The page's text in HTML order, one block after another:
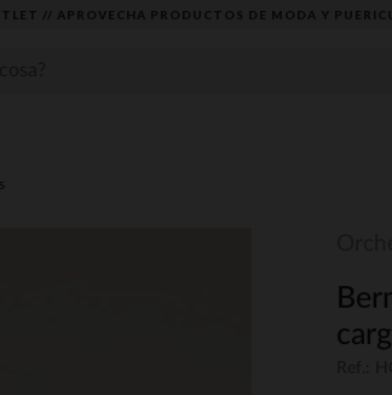
// APROVECHA PRODUCTOS DE MODA Y